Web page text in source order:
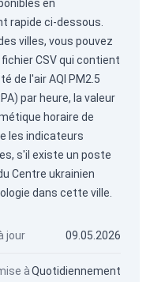
en
rapide ci-dessous.
villes, vous pouvez
CSV qui contient
de l'air AQI PM2.5
par heure, la valeur
horaire de
les indicateurs
s'il existe un poste
Centre ukrainien
dans cette ville.
jour 09.05.2026
àQuotidiennement